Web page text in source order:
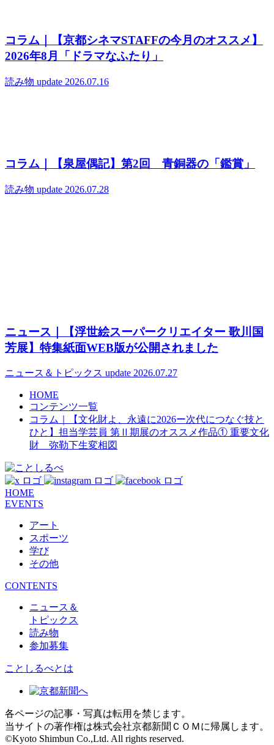
コラム｜【京都シネマSTAFFの今月のオススメ】
2026年8月「ドラマなふたり」
読み物 update 2026.07.16
コラム｜【泉屋偶記】第2回 青銅器の「鑑賞」
読み物 update 2026.07.28
ニュース｜【浮世絵スーパークリエイター 歌川国
芳展】特集紙面WEB版が公開されました
ニュース＆トピックス update 2026.07.27
HOME
コンテンツ一覧
コラム｜【文化財よ、永遠に2026ー次代につなぐ技と
ひと】担当学芸員 第Ⅱ期展のオススメ作品① 重要文化
財 弥勒下生変相図
HOME
EVENTS
アート
スポーツ
学び
その他
CONTENTS
ニュース＆
トピックス
読み物
参加募集
ことしるべとは
各ページの記事・写真は転用を禁じます。
当サイトの著作権は株式会社京都新聞ＣＯＭに帰属します。
©Kyoto Shimbun Co.,Ltd. All rights reserved.